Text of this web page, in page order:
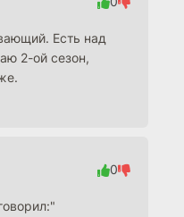
Есть над
2-ой сезон,
0